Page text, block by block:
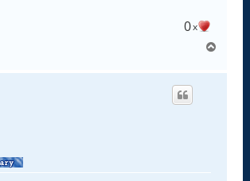
0x
r